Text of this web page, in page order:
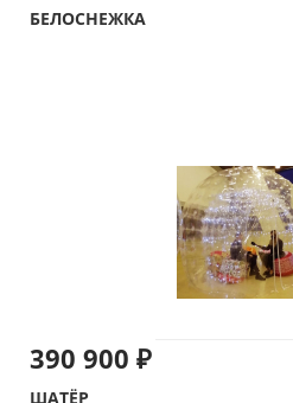
БЕЛОСНЕЖКА
390 900 ₽
ШАТЁР